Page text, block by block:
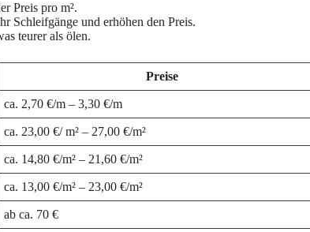
Preis pro m².
Schleifgänge und erhöhen den Preis.
teurer als ölen.
Preise
ca. 2,70 €/m – 3,30 €/m
ca. 23,00 €/ m² – 27,00 €/m²
ca. 14,80 €/m² – 21,60 €/m²
ca. 13,00 €/m² – 23,00 €/m²
ab ca. 70 €